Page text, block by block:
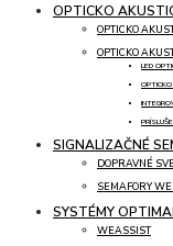
OPTICKO
OPTICKO
OPTICKO
LED
SIGNALIZAČNÉ
DOPRAVNÉ
SEMAFORY
SYSTÉMY
WEASSIST